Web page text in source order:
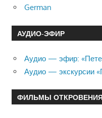
German
АУДИО-ЭФИР
Аудио — эфир:
Аудио — экскурсии
ФИЛЬМЫ